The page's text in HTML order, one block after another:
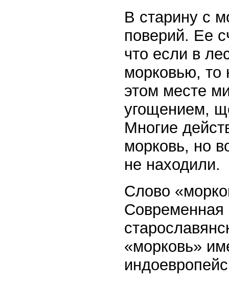
В старину с
поверий. Ее
что если в
морковью,
этом месте
угощением,
Многие
морковь, но
не находили.
Слово
Современная
«морковь»